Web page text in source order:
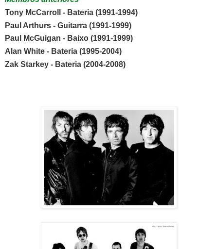
Tony McCarroll - Bateria (1991-1994)
Paul Arthurs - Guitarra (1991-1999)
Paul McGuigan - Baixo (1991-1999)
Alan White - Bateria (1995-2004)
Zak Starkey - Bateria (2004-2008)